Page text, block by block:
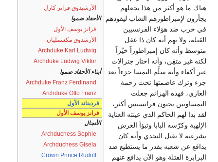
الأرشيدوق فرانز كارل
الأحفاد ضموا
فرانز يوسف الأول
الأرشدوق مكسمليان
Archduke Karl Ludwig
Archduke Ludwig Viktor
أبناء الأحفاد ضموا
Archduke Franz Ferdinand
Archduke Otto Franz
فرديناند الأول
فرانز يوسف الأول
الأنجال
Archduchess Sophie
Archduchess Gisela
Crown Prince Rudolf
هناك ما هو أكثر من هذا يجعلهم
يجأرون لإمبراطورهم الشاب ليقودهم
في حرب ضد هؤلاء الفرنسيين
القتلة، ولا يهم أنه كان ذا عقل
متوسط وأنه كان إمبراطوراً خيّراً
لكنه غير متقِن، وأنه اختار جنرالات
غير أكفاء وأنه سلَّم النمسا جزءاً بعد
جزء وترك عاصمتها تحت رحمة
الغازي، فهذه الهزائم جعلت
النمساويين يحبون فرانسيس أكثر،
لقد بدا لهم الحاكم الذي عينته العناية
الإلهية وكرّسه البابا وتبؤأ العرش
بشرعية لا تقبل التحدي وأنه كان
يدافع عن شعبه بقدر ما يستطيع ضد
البرابرة القتلة وهو الآن يدافع عنهم